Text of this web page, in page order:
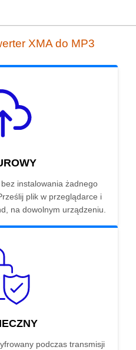
XMA do MP3
instalowania żadnego
plik w przeglądarce i
na dowolnym urządzeniu.
podczas transmisji